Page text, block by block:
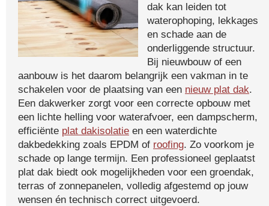
dak kan leiden tot
waterophoping, lekkages
en schade aan de
onderliggende structuur.
Bij nieuwbouw of een
aanbouw is het daarom belangrijk een vakman in te
schakelen voor de plaatsing van een nieuw plat dak.
Een dakwerker zorgt voor een correcte opbouw met
een lichte helling voor waterafvoer, een dampscherm,
efficiënte plat dakisolatie en een waterdichte
dakbedekking zoals EPDM of roofing. Zo voorkom je
schade op lange termijn. Een professioneel geplaatst
plat dak biedt ook mogelijkheden voor een groendak,
terras of zonnepanelen, volledig afgestemd op jouw
wensen én technisch correct uitgevoerd.